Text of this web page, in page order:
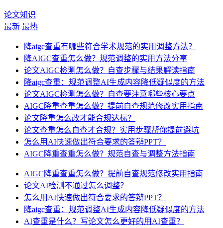
论文知识
最新 最热
降aigc查重有哪些符合学术规范的实用调整方法？
降AIGC查重怎么做？规范调整的实用方法分享
论文AIGC检测怎么做？自查步骤与结果解读指南
降aigc查重：规范调整AI生成内容降低疑似度的方法
论文AIGC检测怎么做？自查要注意哪些核心要点
AIGC降重查重怎么做？提前自查规范修改实用指南
论文降重怎么改才能合规达标？
论文查重怎么自查才合规？实用步骤帮你提前避坑
怎么用AI快速做出符合要求的答辩PPT？
AIGC降重查重怎么做？规范自查与调整方法指南
AIGC降重查重怎么做？提前自查规范修改实用指南
论文AI检测不通过怎么调整？
怎么用AI快速做出符合要求的答辩PPT？
降aigc查重：规范调整AI生成内容降低疑似度的方法
AI查重是什么？写论文怎么更好的用AI查重？